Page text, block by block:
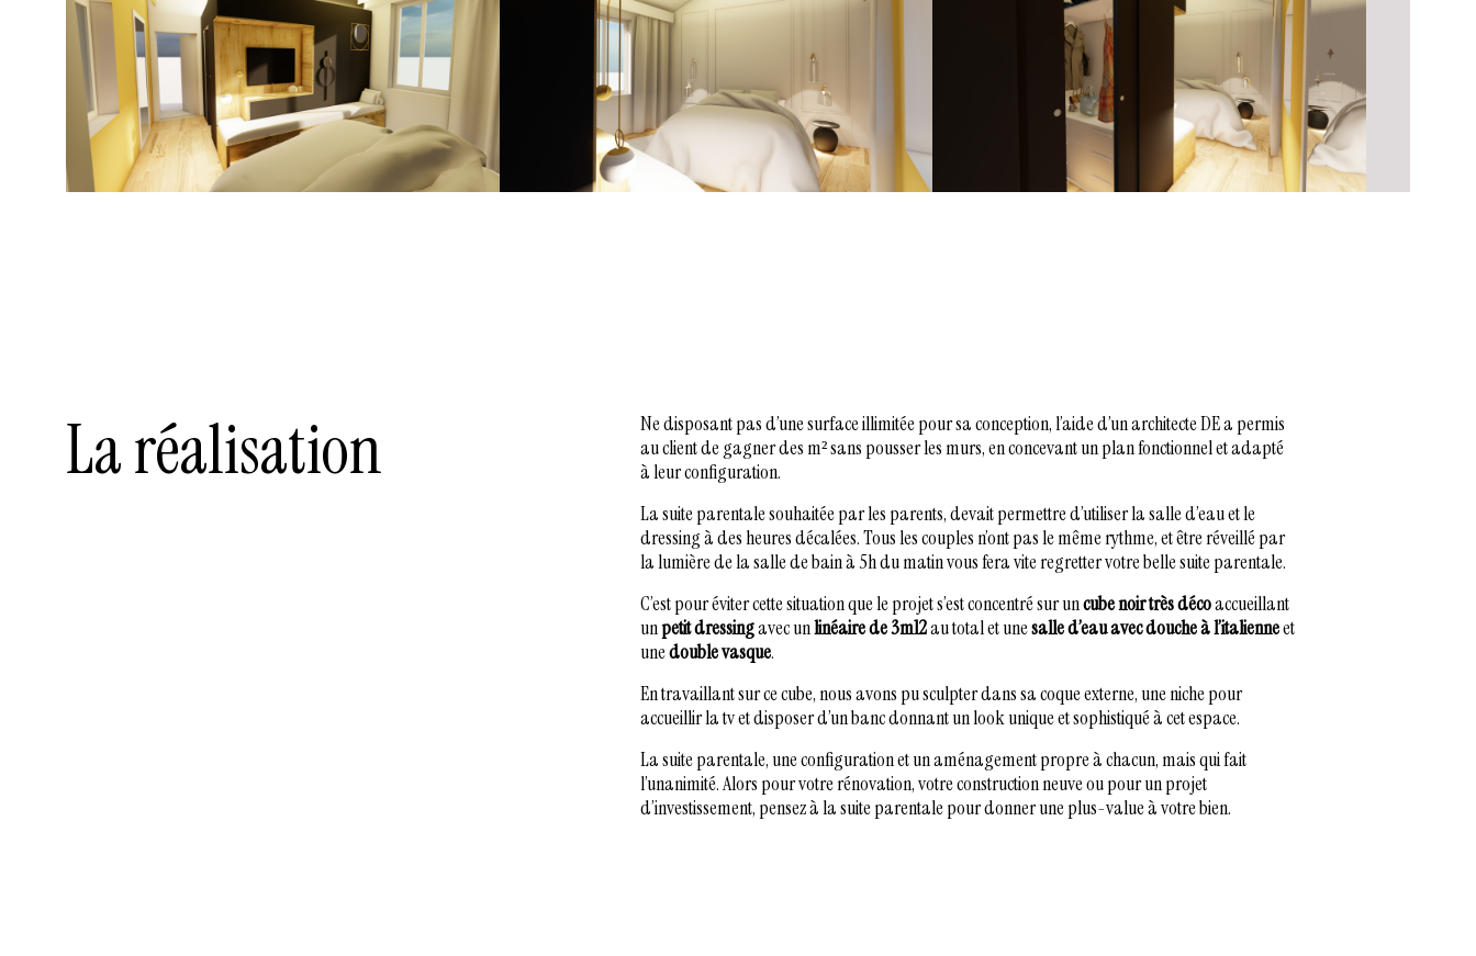
La réalisation
Ne disposant pas d’une surface illimitée pour sa conception, l’aide d’un architecte DE a permis
au client de gagner des m² sans pousser les murs, en concevant un plan fonctionnel et adapté
à leur configuration.
La suite parentale souhaitée par les parents, devait permettre d’utiliser la salle d’eau et le
dressing à des heures décalées. Tous les couples n’ont pas le même rythme, et être réveillé par
la lumière de la salle de bain à 5h du matin vous fera vite regretter votre belle suite parentale.
C’est pour éviter cette situation que le projet s’est concentré sur uncube noir très décoaccueillant
unpetit dressingavec unlinéaire de 3m12au total et unesalle d’eau avec douche à l’italienneet
unedouble vasque.
En travaillant sur ce cube, nous avons pu sculpter dans sa coque externe, une niche pour
accueillir la tv et disposer d’un banc donnant un look unique et sophistiqué à cet espace.
La suite parentale, une configuration et un aménagement propre à chacun, mais qui fait
l’unanimité. Alors pour votre rénovation, votre construction neuve ou pour un projet
d’investissement, pensez à la suite parentale pour donner une plus-value à votre bien.